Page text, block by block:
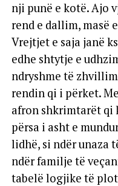
nji punë e kotë. Ajo
rend e dallim, masë
Vrejtjet e saja janë
edhe shtytje e
ndryshme të
rendin qi i përket.
afron shkrimtarët qi
përsa i asht e
lidhë, si ndër unaza
ndër familje të
tabelë logjike të